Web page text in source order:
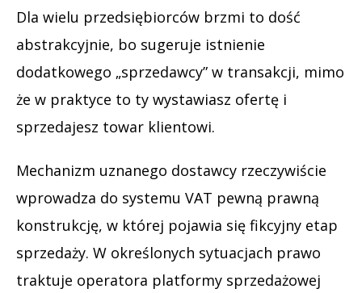
Dla wielu przedsiębiorców brzmi to dość
abstrakcyjnie, bo sugeruje istnienie
dodatkowego „sprzedawcy” w transakcji, mimo
że w praktyce to ty wystawiasz ofertę i
sprzedajesz towar klientowi.
Mechanizm uznanego dostawcy rzeczywiście
wprowadza do systemu VAT pewną prawną
konstrukcję, w której pojawia się fikcyjny etap
sprzedaży. W określonych sytuacjach prawo
traktuje operatora platformy sprzedażowej